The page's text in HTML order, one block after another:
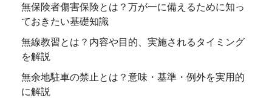
無保険者傷害保険とは？万が一に備えるために知っ
ておきたい基礎知識
無線教習とは？内容や目的、実施されるタイミング
を解説
無余地駐車の禁止とは？意味・基準・例外を実用的
に解説